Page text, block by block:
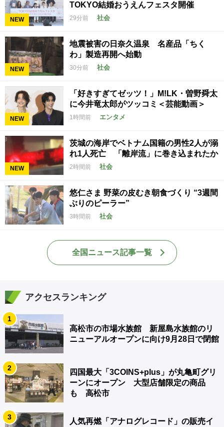
NEW
TOKYO結婚おうえんフェスタ開催
29分前 社会
NEW
地震被害の日奈久温泉 名産品「ちく
わ」製造再開へ始動
30分前 社会
NEW
「好きすぎてゼッツ！」M!LK・曽野舜太
に今井竜太郎がツッコミ＜芸能動画＞
1時間前 エンタメ
NEW
茨城の海岸でベトナム国籍の男性2人が溺
れ1人死亡 「離岸流」に巻き込まれたか
2時間前 社会
悠仁さま 野菜の皮むき朝食づくり “3週間
ぶりのピーラー”
3時間前 社会
全国ニュース記事一覧
アクセスランキング
1
高松市の市場水族館 新屋島水族館のリ
ニューアルオープンに向け9月28日で閉館
2
四国最大「3COINS+plus」が丸亀町グリ
ーンにオープン 大型店舗限定の商品
も 高松市
3
人気再燃「アナログレコード」の販売イ